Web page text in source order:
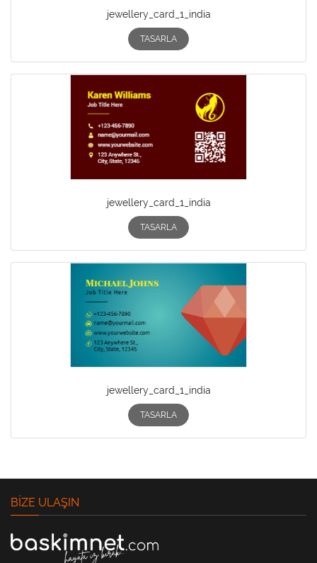
jewellery_card_1_india
TASARLA
jewellery_card_1_india
TASARLA
jewellery_card_1_india
TASARLA
BIZE ULAŞIN